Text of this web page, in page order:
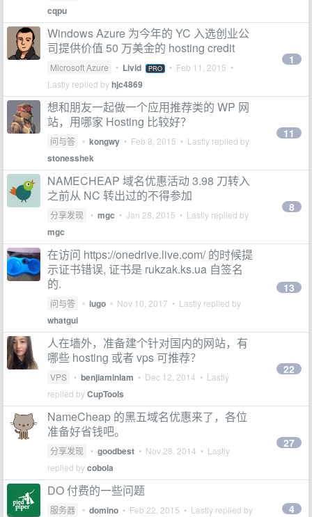
cqpu
Windows Azure 为今年的 YC 入选创业公
司提供价值 50 万美金的 hosting credit
Microsoft Azure • Livid PRO • Feb 11, 2015 •
Lastly replied byhjc4869
1
想和朋友一起做一个应用推荐类的 WP 网
站，用哪家 Hosting 比较好？
问与答 • kongwy • Feb 8, 2015 • Lastly replied by
stonesshek
11
NAMECHEAP 域名优惠活动 3.98 刀转入
之前从 NC 转出过的不得参加
分享发现 • mgc • Jan 28, 2015 • Lastly replied by
mgc
8
在访问 https://onedrive.live.com/ 的时候提
示证书错误, 证书是 rukzak.ks.ua 自签名
的.
问与答 • iugo • Nov 10, 2017 • Lastly replied by
whatgui
13
人在墙外，准备建个针对国内的网站，有
哪些 hosting 或者 vps 可推荐？
VPS • benjiaminlam • Dec 12, 2014 • Lastly
replied byCupTools
22
NameCheap 的黑五域名优惠来了，各位
准备好省钱吧。
分享发现 • goodbest • Nov 28, 2014 • Lastly
replied bycobola
27
DO 付费的一些问题
服务器 • domino • Feb 22, 2015 • Lastly replied by 4